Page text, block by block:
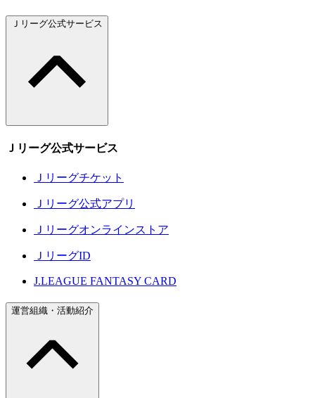
Ｊリーグ公式サービス
Ｊリーグ公式サービス
Ｊリーグチケット
Ｊリーグ公式アプリ
Ｊリーグオンラインストア
ＪリーグID
J.LEAGUE FANTASY CARD
運営組織・活動紹介